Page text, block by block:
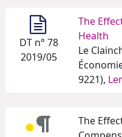
DT n° 78
2019/05
The
Health
Le
9221),
The